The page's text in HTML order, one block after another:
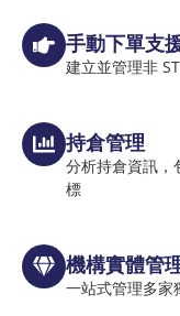
手動下單支
建立並管理非
持倉管理
分析持倉資訊，
標
機構實體管
一站式管理多家